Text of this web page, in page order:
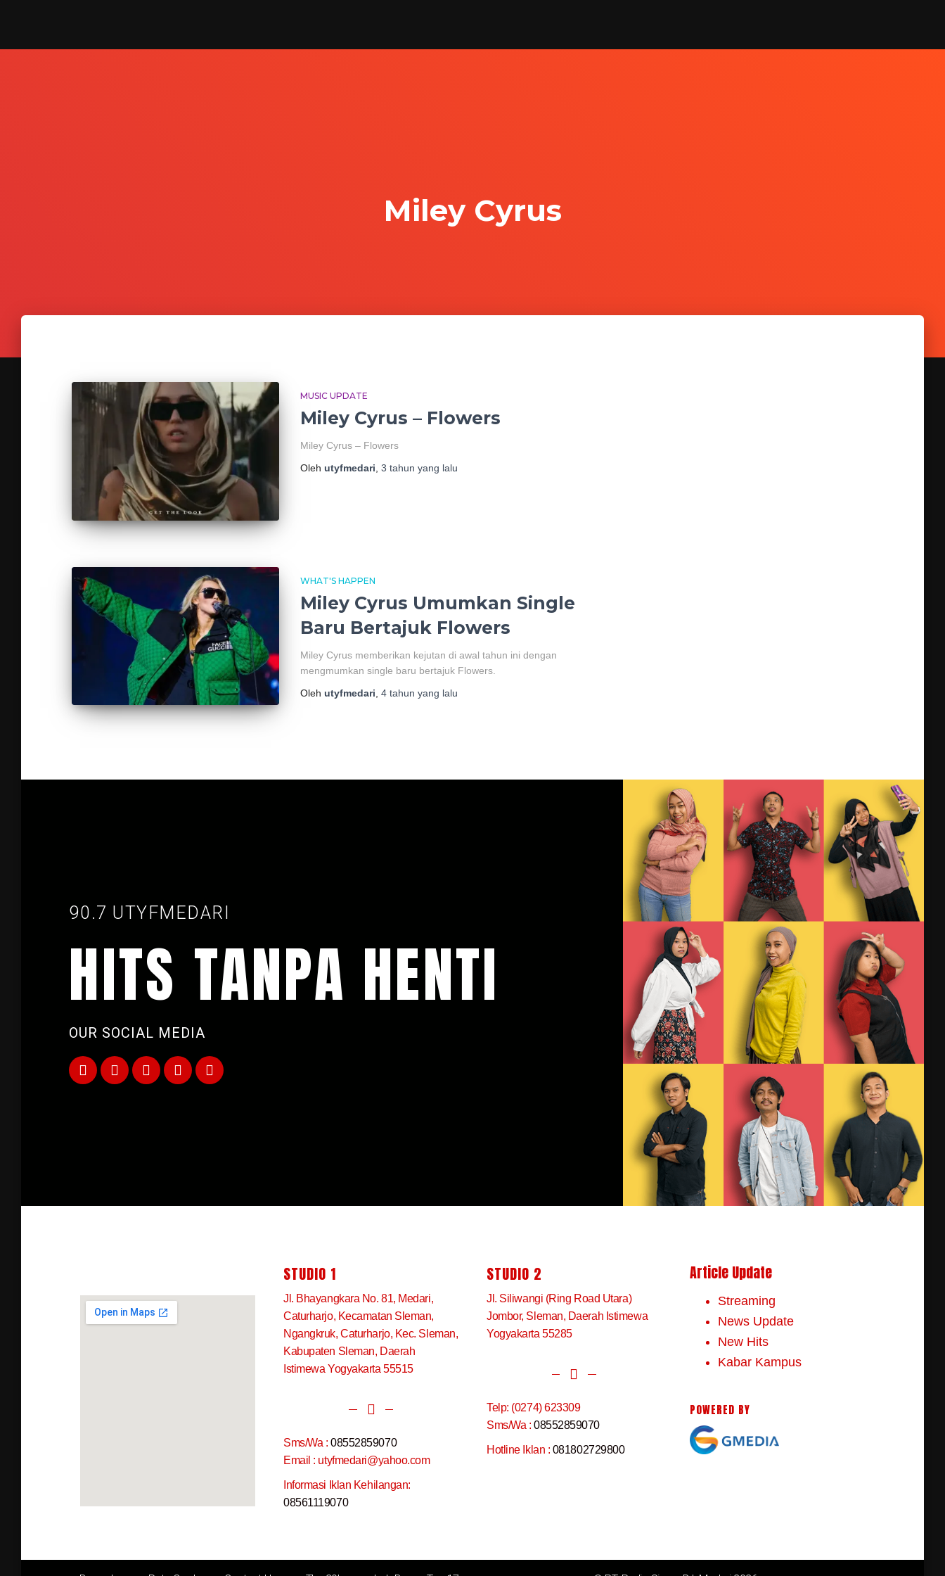
Miley Cyrus
MUSIC UPDATE
Miley Cyrus – Flowers
Miley Cyrus – Flowers
Oleh utyfmedari 3 tahun yang lalu
WHAT'S HAPPEN
Miley Cyrus Umumkan Single
Baru Bertajuk Flowers
Miley Cyrus memberikan kejutan di awal tahun ini dengan
mengmumkan single baru bertajuk Flowers.
Oleh utyfmedari 4 tahun yang lalu
90.7 UTYFMEDARI
HITS TANPA HENTI
OUR SOCIAL MEDIA
STUDIO 1
Jl. Bhayangkara No. 81, Medari,
Caturharjo, Kecamatan Sleman,
Ngangkruk, Caturharjo, Kec. Sleman,
Kabupaten Sleman, Daerah
Istimewa Yogyakarta 55515
Sms/Wa :08552859070
Email : utyfmedari@yahoo.com
Informasi Iklan Kehilangan:
08561119070
STUDIO 2
Jl. Siliwangi (Ring Road Utara)
Jombor, Sleman, Daerah Istimewa
Yogyakarta 55285
Telp: (0274) 623309
Sms/Wa : 08552859070
Hotline Iklan : 081802729800
Article Update
Streaming
News Update
New Hits
Kabar Kampus
POWERED BY